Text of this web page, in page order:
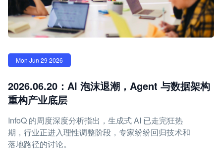
Mon Jun 29 2026
2026.06.20：AI 泡沫退潮，Agent 与数据架构
重构产业底层
InfoQ 的周度深度分析指出，生成式 AI 已走完狂热
期，行业正进入理性调整阶段，专家纷纷回归技术和
落地路径的讨论。